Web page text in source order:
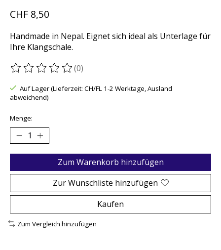
CHF 8,50
Handmade in Nepal. Eignet sich ideal als Unterlage für
Ihre Klangschale.
Die Bewertung dieses Produkts ist
(0)
Auf Lager (Lieferzeit: CH/FL 1-2 Werktage, Ausland
abweichend)
Menge:
Zum Warenkorb hinzufügen
Zur Wunschliste hinzufügen
Kaufen
Zum Vergleich hinzufügen